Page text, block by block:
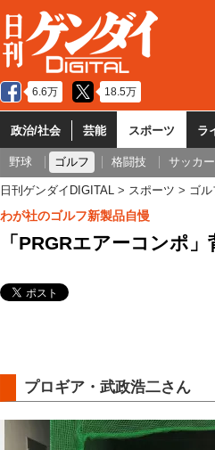
6.6万 18.5万
政治/社会 芸能 スポーツ ラ
野球 ゴルフ 格闘技 サッカー
日刊ゲンダイDIGITAL スポーツ ゴ
わが社のゴルフ新製品自慢
「PRGRエアーコンポ
プロギア・武政浩二さん